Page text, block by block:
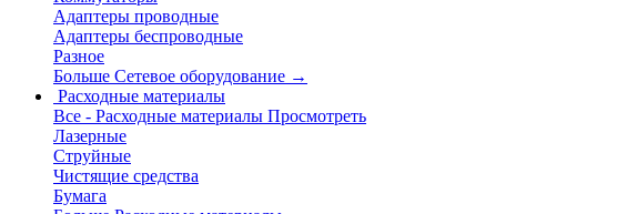
Адаптеры проводные
Адаптеры беспроводные
Разное
Больше Сетевое оборудование →
Расходные материалы
Все - Расходные материалы Просмотреть
Лазерные
Струйные
Чистящие средства
Бумага